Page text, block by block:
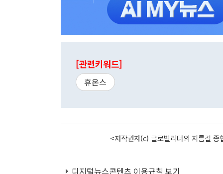
[관련키워드]
휴온스
<저작권자(c) 글로벌리더의 지름길
디지털뉴스콘텐츠 이용규칙 보기